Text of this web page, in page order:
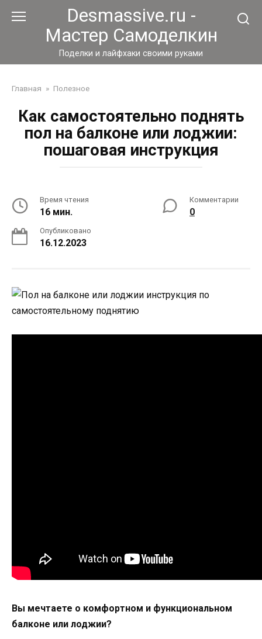
Desmassive.ru -
Мастер Самоделкин
Поделки и лайфхаки своими руками
Главная » Полезное
Как самостоятельно поднять
пол на балконе или лоджии:
пошаговая инструкция
Время чтения
16 мин.
Комментарии
0
Опубликовано
16.12.2023
Вы мечтаете о комфортном и функциональном
балконе или лоджии?